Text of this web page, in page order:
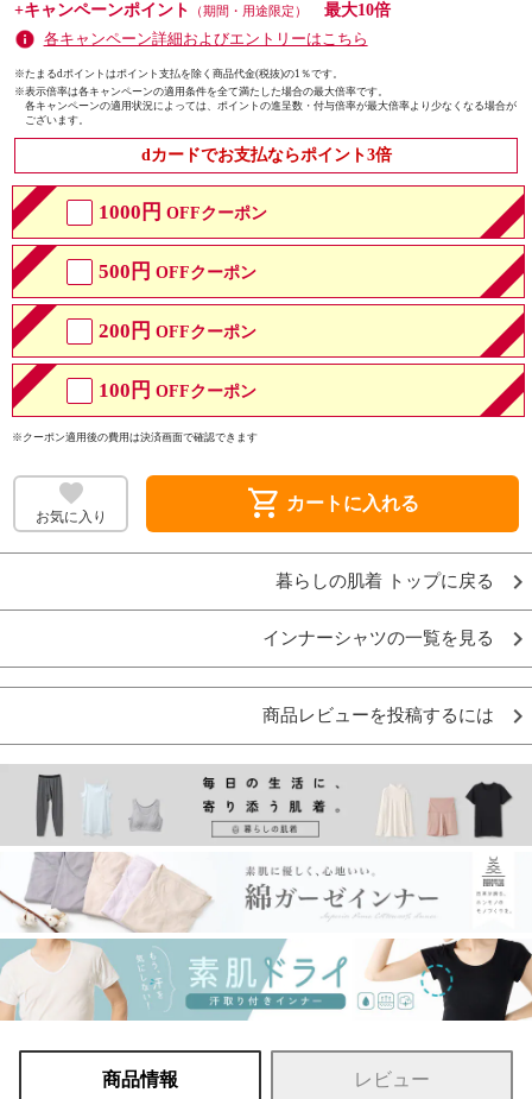
+キャンペーンポイント
（期間・用途限定）
最大10倍
各キャンペーン詳細およびエントリーはこちら
※たまるdポイントはポイント支払を除く商品代金(税抜)の1％です。
※表示倍率は各キャンペーンの適用条件を全て満たした場合の最大倍率です。
各キャンペーンの適用状況によっては、ポイントの進呈数・付与倍率が最大倍率より少なくなる場合が
ございます。
dカードでお支払ならポイント3倍
1000円 OFFクーポン
500円 OFFクーポン
200円 OFFクーポン
100円 OFFクーポン
※クーポン適用後の費用は決済画面で確認できます
お気に入り shopping_cart カートに入れる
暮らしの肌着 トップに戻る
インナーシャツの一覧を見る
商品レビューを投稿するには
商品情報 レビュー